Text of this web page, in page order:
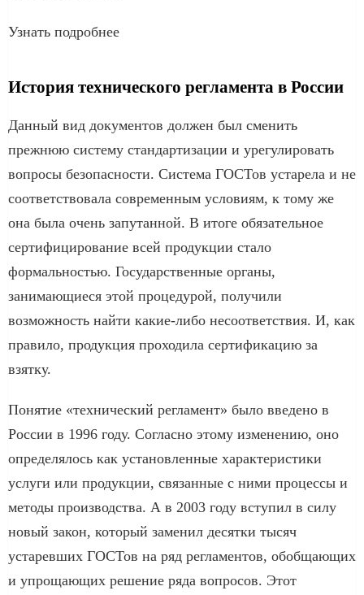
Узнать подробнее
История технического регламента в России
Данный вид документов должен был сменить
прежнюю систему стандартизации и урегулировать
вопросы безопасности. Система ГОСТов устарела и не
соответствовала современным условиям, к тому же
она была очень запутанной. В итоге обязательное
сертифицирование всей продукции стало
формальностью. Государственные органы,
занимающиеся этой процедурой, получили
возможность найти какие-либо несоответствия. И, как
правило, продукция проходила сертификацию за
взятку.
Понятие «технический регламент» было введено в
России в 1996 году. Согласно этому изменению, оно
определялось как установленные характеристики
услуги или продукции, связанные с ними процессы и
методы производства. А в 2003 году вступил в силу
новый закон, который заменил десятки тысяч
устаревших ГОСТов на ряд регламентов, обобщающих
и упрощающих решение ряда вопросов. Этот